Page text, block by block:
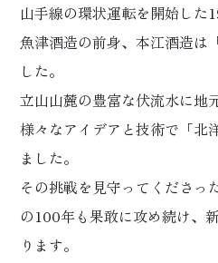
山手線の環状運転を開始した
魚津酒造の前身、本江酒造は
した。
立山山麓の豊富な伏流水に地
様々なアイデアと技術で「北
ました。
その挑戦を見守ってくださっ
の100年も果敢に攻め続け、
ります。